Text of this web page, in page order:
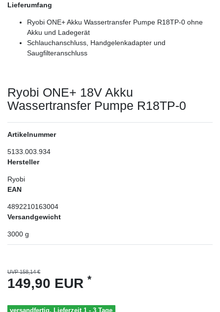
Lieferumfang
Ryobi ONE+ Akku Wassertransfer Pumpe R18TP-0 ohne
Akku und Ladegerät
Schlauchanschluss, Handgelenkadapter und
Saugfilteranschluss
Ryobi ONE+ 18V Akku
Wassertransfer Pumpe R18TP-0
Artikelnummer
5133.003.934
Hersteller
Ryobi
EAN
4892210163004
Versandgewicht
3000 g
UVP 158,14 €
149,90 EUR *
versandfertig, Lieferzeit 1 - 3 Tage